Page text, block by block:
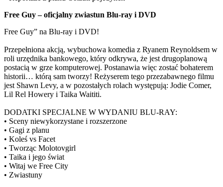
Free Guy – oficjalny zwiastun Blu-ray i DVD
Free Guy” na Blu-ray i DVD!
Przepełniona akcją, wybuchowa komedia z Ryanem Reynoldsem w
roli urzędnika bankowego, który odkrywa, że jest drugoplanową
postacią w grze komputerowej. Postanawia więc zostać bohaterem
historii… którą sam tworzy! Reżyserem tego przezabawnego filmu
jest Shawn Levy, a w pozostałych rolach występują: Jodie Comer,
Lil Rel Howery i Taika Waititi.
DODATKI SPECJALNE W WYDANIU BLU-RAY:
• Sceny niewykorzystane i rozszerzone
• Gagi z planu
• Koleś vs Facet
• Tworząc Molotovgirl
• Taika i jego świat
• Witaj we Free City
• Zwiastuny